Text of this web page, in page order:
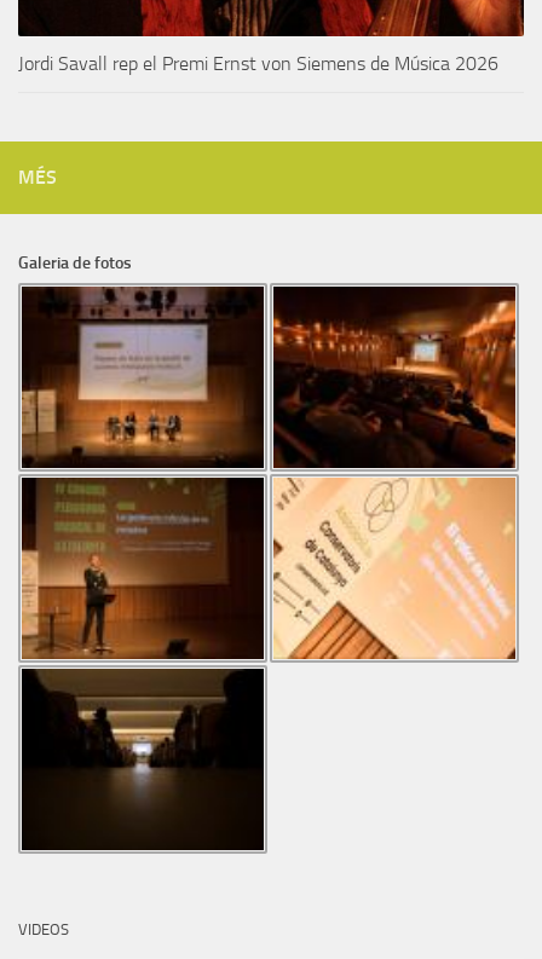
Jordi Savall rep el Premi Ernst von Siemens de Música 2026
MÉS
Galeria de fotos
VIDEOS